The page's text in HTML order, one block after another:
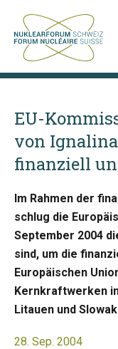
EU-
von
finanziell
Im Rahmen der
schlug die
September 2004
sind, um die
Europäischen
Kernkraftwerken
Litauen und
28. Sep. 2004